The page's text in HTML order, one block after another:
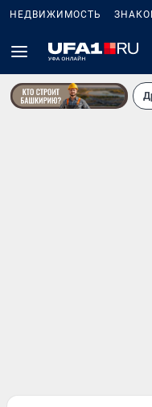
НЕДВИЖИМОСТЬ